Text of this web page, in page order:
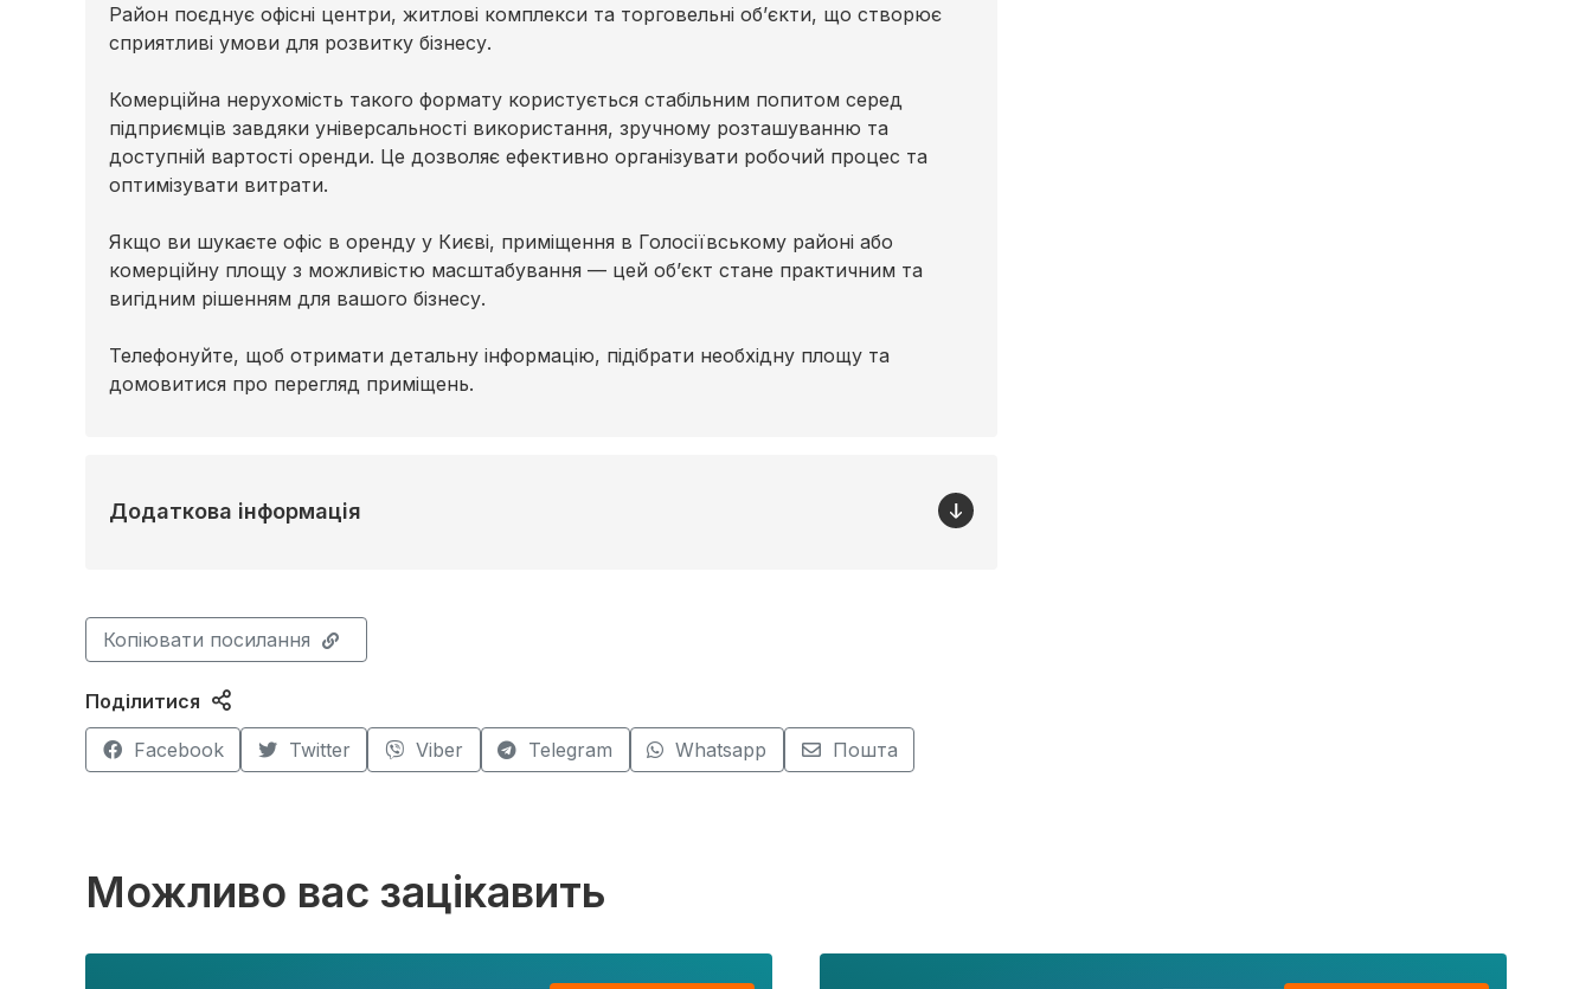
Район поєднує офісні центри, житлові комплекси та торговельні об’єкти, що створює
сприятливі умови для розвитку бізнесу.
Комерційна нерухомість такого формату користується стабільним попитом серед
підприємців завдяки універсальності використання, зручному розташуванню та
доступній вартості оренди. Це дозволяє ефективно організувати робочий процес та
оптимізувати витрати.
Якщо ви шукаєте офіс в оренду у Києві, приміщення в Голосіївському районі або
комерційну площу з можливістю масштабування — цей об’єкт стане практичним та
вигідним рішенням для вашого бізнесу.
Телефонуйте, щоб отримати детальну інформацію, підібрати необхідну площу та
домовитися про перегляд приміщень.
Додаткова інформація
Копіювати посилання
Поділитися
Facebook Twitter Viber Telegram Whatsapp Пошта
Можливо вас зацікавить